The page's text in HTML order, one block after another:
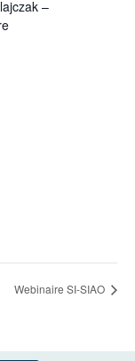
–
Webinaire SI-SIAO